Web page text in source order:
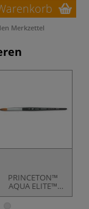
Merkzettel
PRINCETON™
AQUA ELITE™
Aquarellpinsel,